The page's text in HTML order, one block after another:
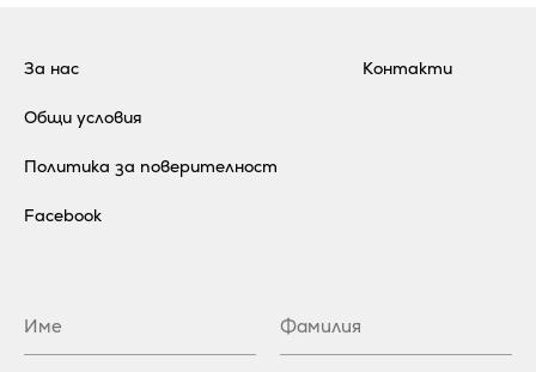
За нас
Общи условия
Политика за поверителност
Контакти
Facebook